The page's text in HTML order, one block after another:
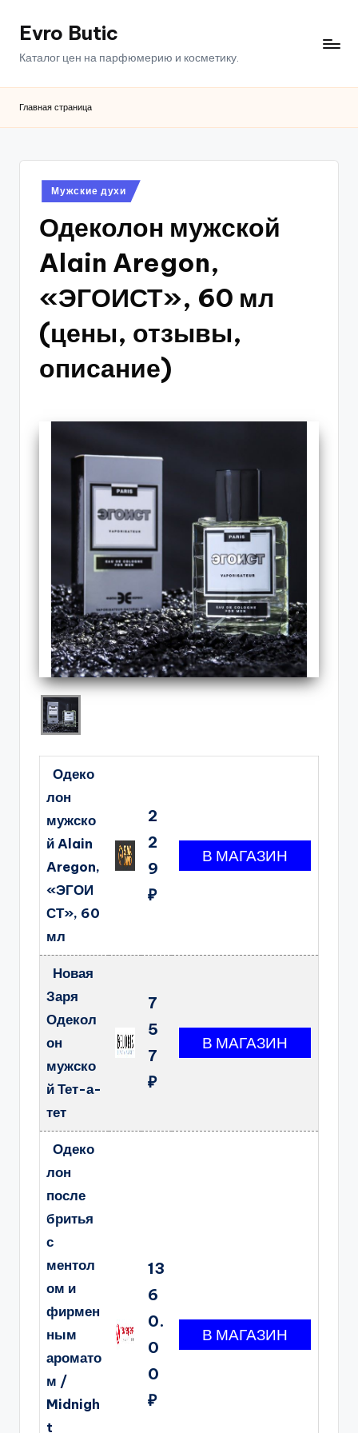
ПерейтиEvro Butic
Каталог цен на парфюмерию и косметику.
Главная страница
Опубликовано
в
Мужские духи
Одеколон мужской
Alain Aregon,
«ЭГОИСТ», 60 мл
(цены, отзывы,
описание)
Одеко
лон
мужско
й Alain
Aregon,
«ЭГОИ
СТ», 60
мл
2
2
9
₽
Новая
Заря
Одекол
он
мужско
й Тет-а-
тет
7
5
7
₽
Одеко
лон
после
бритья
с
ментол
ом и
фирмен
ным
аромато
м /
Midnigh
t
13
6
0.
0
0
₽